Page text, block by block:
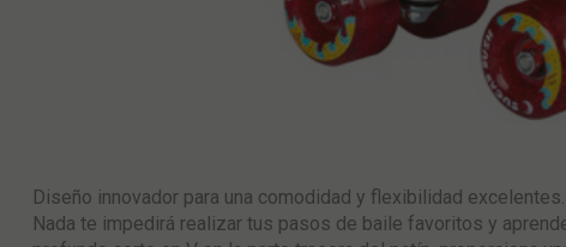
Diseño innovador para una comodidad y flexibilidad excelentes.
Nada te impedirá realizar tus pasos de baile favoritos y